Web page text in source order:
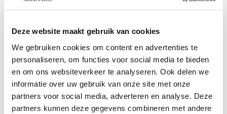
Deze website maakt gebruik van cookies
We gebruiken cookies om content en advertenties te
personaliseren, om functies voor social media te bieden
en om ons websiteverkeer te analyseren. Ook delen we
informatie over uw gebruik van onze site met onze
partners voor social media, adverteren en analyse. Deze
partners kunnen deze gegevens combineren met andere
te bereiken, en ze te helpen hun veerkracht te
vinden en realiseren.
Met ruim 35 jaar ervaring als coach weet ze
moeiteloos mensen en organisaties te
adviseren.